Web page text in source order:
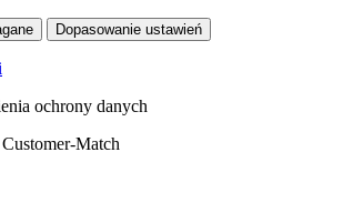
Dopasowanie ustawień
ochrony danych
Match